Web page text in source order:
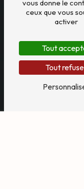
vous donne le
ceux que vous
activer
Tout
Tout